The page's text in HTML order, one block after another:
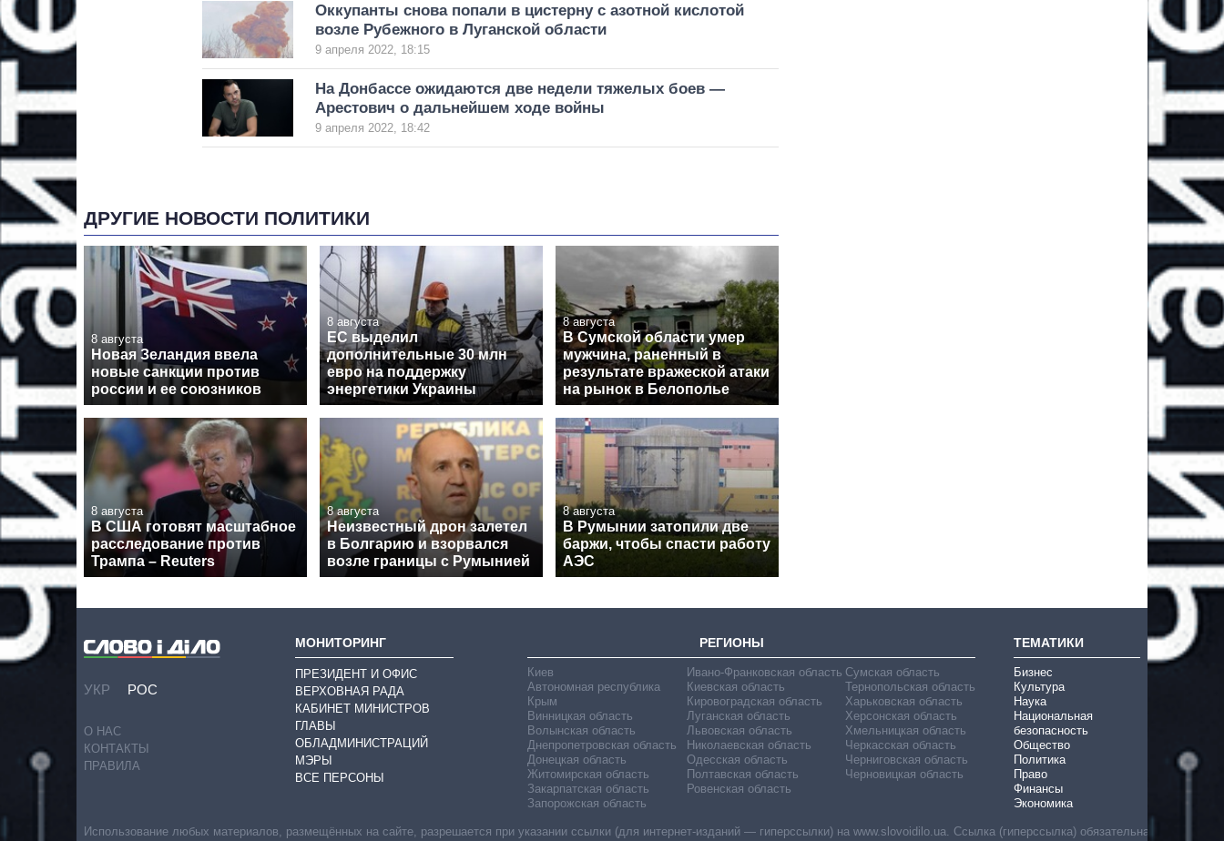
Оккупанты снова попали в цистерну с азотной кислотой
возле Рубежного в Луганской области
9 апреля 2022, 18:15
На Донбассе ожидаются две недели тяжелых боев —
Арестович о дальнейшем ходе войны
9 апреля 2022, 18:42
ДРУГИЕ НОВОСТИ ПОЛИТИКИ
8 августа
Новая Зеландия ввела
новые санкции против
россии и ее союзников
8 августа
ЕС выделил
дополнительные 30 млн
евро на поддержку
энергетики Украины
8 августа
В Сумской области умер
мужчина, раненный в
результате вражеской атаки
на рынок в Белополье
8 августа
В США готовят масштабное
расследование против
Трампа – Reuters
8 августа
Неизвестный дрон залетел
в Болгарию и взорвался
возле границы с Румынией
8 августа
В Румынии затопили две
баржи, чтобы спасти работу
АЭС
УКР РОС
О НАС
КОНТАКТЫ
ПРАВИЛА
МОНИТОРИНГ
ПРЕЗИДЕНТ И ОФИС
ВЕРХОВНАЯ РАДА
КАБИНЕТ МИНИСТРОВ
ГЛАВЫ
ОБЛАДМИНИСТРАЦИЙ
МЭРЫ
ВСЕ ПЕРСОНЫ
РЕГИОНЫ
Киев
Автономная республика
Крым
Винницкая область
Волынская область
Днепропетровская область
Донецкая область
Житомирская область
Закарпатская область
Запорожская область
Ивано-Франковская область
Киевская область
Кировоградская область
Луганская область
Львовская область
Николаевская область
Одесская область
Полтавская область
Ровенская область
Сумская область
Тернопольская область
Харьковская область
Херсонская область
Хмельницкая область
Черкасская область
Черниговская область
Черновицкая область
ТЕМАТИКИ
Бизнес
Культура
Наука
Национальная
безопасность
Общество
Политика
Право
Финансы
Экономика
Использование любых материалов, размещённых на сайте, разрешается при указании ссылки (для интернет-изданий — гиперссылки) на www.slovoidilo.ua. Ссылка (гиперссылка) обязательна